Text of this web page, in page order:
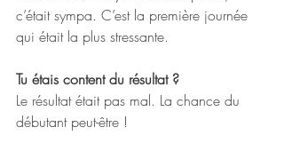
c’était sympa. C’est la première journée
qui était la plus stressante.
Tu étais content du résultat ?
Le résultat était pas mal. La chance du
débutant peut-être !